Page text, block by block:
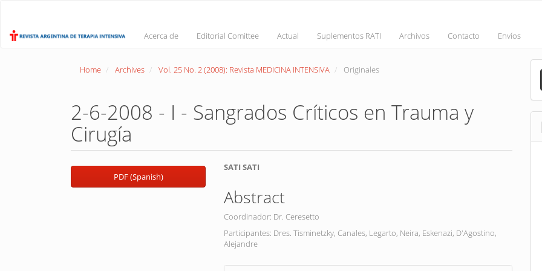
Content
Acerca de Editorial Comittee Actual Suplementos RATI Archivos Contacto Envíos
Home Archives Vol. 25 No. 2 (2008): Revista MEDICINA INTENSIVA Originales
2-6-2008 - I - Sangrados Críticos en Trauma y
Cirugía
Article
SidebarPDF (Spanish) Main
Article
Content
SATI SATI
Abstract
Coordinador: Dr. Ceresetto
Participantes: Dres. Tisminetzky, Canales, Legarto, Neira, Eskenazi, D'Agostino,
Alejandre